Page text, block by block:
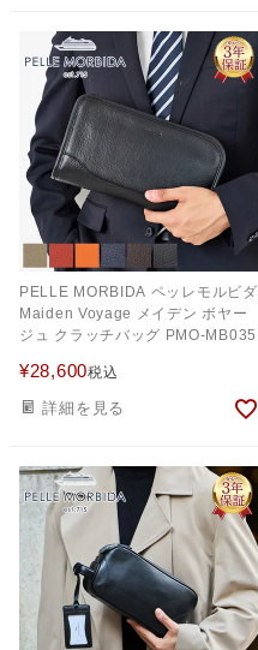
PELLE MORBIDA ペッレモルビダ
Maiden Voyage メイデン ボヤー
ジュ クラッチバッグ PMO-MB035
¥28,600税込
詳細を見る